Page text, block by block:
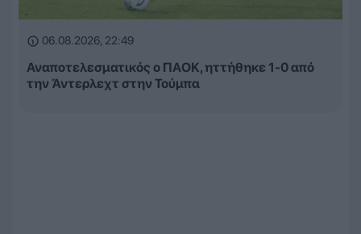
06.08.2026, 22:49
Αναποτελεσματικός ο ΠΑΟΚ, ηττήθηκε 1-0 από
την Άντερλεχτ στην Τούμπα